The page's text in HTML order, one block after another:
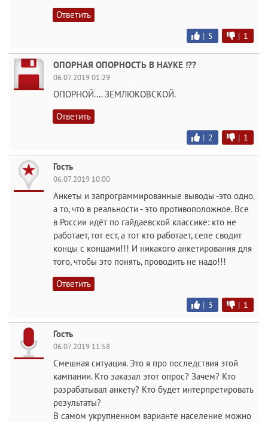
Ответить
| 5 | 1
ОПОРНАЯ ОПОРНОСТЬ В НАУКЕ !??
06.07.2019 01:29
ОПОРНОЙ.... ЗЕМЛЮКОВСКОЙ.
Ответить
| 2 | 1
Гость
06.07.2019 10:00
Анкеты и запрограммированные выводы -это одно,
а то, что в реальности - это противоположное. Все
в России идёт по гайдаевской классике: кто не
работает, тот ест, а тот кто работает, селе сводит
концы с концами!!! И никакого анкетирования для
того, чтобы это понять, проводить не надо!!!
Ответить
| 3 | 1
Гость
06.07.2019 11:58
Смешная ситуация. Это я про последствия этой
кампании. Кто заказал этот опрос? Зачем? Кто
разрабатывал анкету? Кто будет интерпретировать
результаты?
В самом укрупненном варианте население можно